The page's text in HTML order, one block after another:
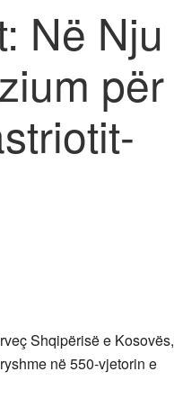
Në Nju
për
Shqipërisë e Kosovës,
në 550-vjetorin e